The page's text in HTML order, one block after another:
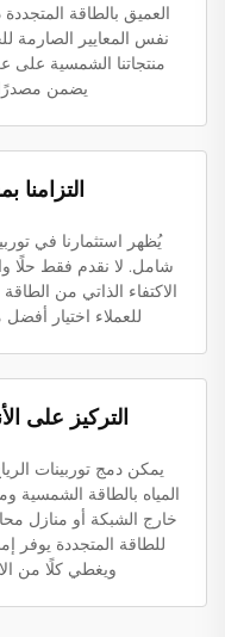
العميق بالطاقة
نفس المعايير الصارمة
منتجاتنا الشمسية على
يضمن مصدرًا
يُظهر استثمارنا في
شامل. لا نقدم فقط حلًا
الاكتفاء الذاتي من
للعملاء اختيار
التركيز على
المياه بالطاقة
خارج الشبكة أو منازل
للطاقة المتجددة يوفر
ويغطي كلًا من